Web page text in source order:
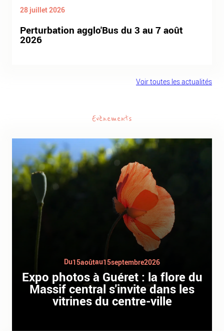
28 juillet 2026
Perturbation agglo'Bus du 3 au 7 août
2026
Voir toutes les actualités
Evènements
Du15aoûtau15septembre2026
Expo photos à Guéret : la flore du
Massif central s'invite dans les
vitrines du centre-ville